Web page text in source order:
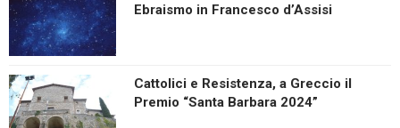
Ebraismo in Francesco d’Assisi
Cattolici e Resistenza, a Greccio il
Premio “Santa Barbara 2024”